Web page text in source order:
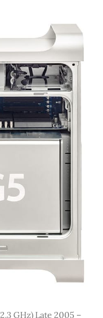
GHz) Late 2005 –